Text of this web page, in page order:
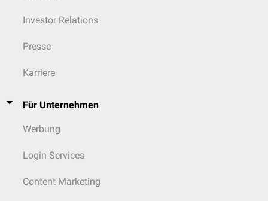
Investor Relations
Presse
Karriere
Für Unternehmen
Werbung
Login Services
Content Marketing